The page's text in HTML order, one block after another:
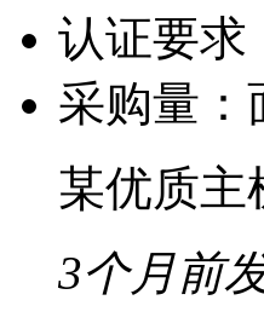
认证要求
采购量：
某优质主
3个月前